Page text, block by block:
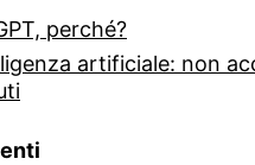
perché?
artificiale: non